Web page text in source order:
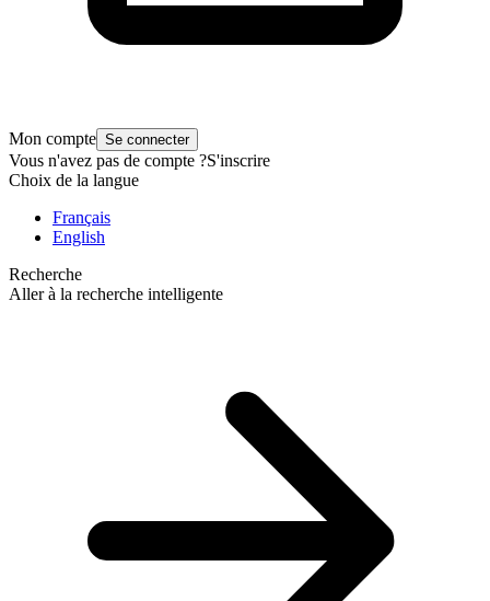
Mon compte Se connecter
Vous n'avez pas de compte ?S'inscrire
Choix de la langue
Français
English
Recherche
Aller à la recherche intelligente